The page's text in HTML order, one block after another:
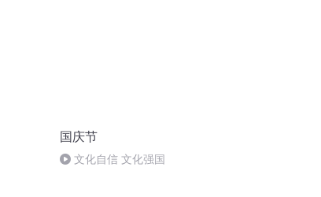
国庆节
文化自信 文化强国